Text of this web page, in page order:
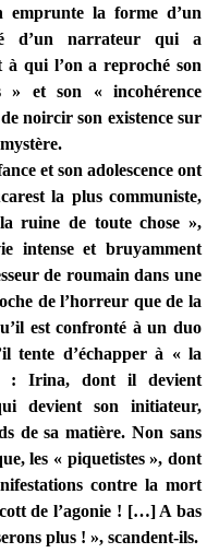
emprunte la forme d’un
d’un narrateur qui a
à qui l’on a reproché son
» et son « incohérence
noircir son existence sur
et son adolescence ont
la plus communiste,
ruine de toute chose »,
intense et bruyamment
de roumain dans une
de l’horreur que de la
est confronté à un duo
tente d’échapper à « la
: Irina, dont il devient
devient son initiateur,
de sa matière. Non sans
les « piquetistes », dont
contre la mort
de l’agonie ! […] A bas
plus ! », scandent-ils.